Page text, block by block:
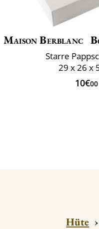
Maison Berblanc
Starre
29 x 26 x
10€00
Hüte ›